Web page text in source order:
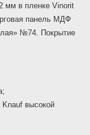
мм в пленке Vinorit
панель МДФ
№74. Покрытие
Knauf высокой